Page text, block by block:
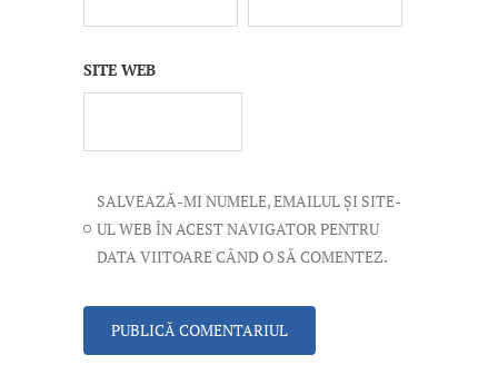
SITE WEB
SALVEAZĂ-MI NUMELE, EMAILUL ȘI SITE-
UL WEB ÎN ACEST NAVIGATOR PENTRU
DATA VIITOARE CÂND O SĂ COMENTEZ.